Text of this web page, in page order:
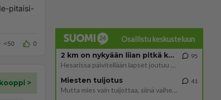
pitaisi-
<50 0
Osallistu keskusteluun
2 km on nykyään liian pitkä koulumatka
Hesarissa päivitellään lapset joutuu nyt kulkemaan 2 km kouluun jösses. Ruostefillarilla tuo matka menee vaikka miten äk
95
Miesten tuijotus
Mutta mies vain tuijottaa, siinä vaiheessa käännän itse pään pois. Mikä juttu? Yleensä jos joku tuijottaa tai katsoo, hä
41